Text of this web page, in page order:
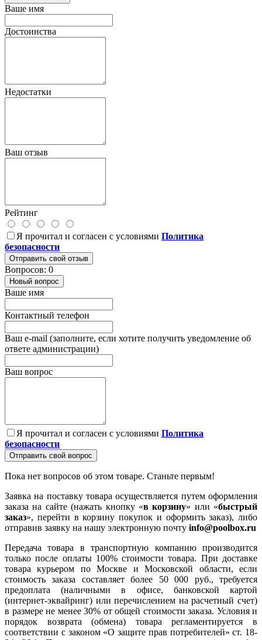
Ваше имя
Достоинства
Недостатки
Ваш отзыв
Рейтинг
Я прочитал и согласен с условиями Политика
безопасности
Отправить свой отзыв
Вопросов: 0
Новый вопрос
Ваше имя
Контактный телефон
Ваш e-mail (заполните, если хотите получить уведомление об
ответе администрации)
Ваш вопрос
Я прочитал и согласен с условиями Политика
безопасности
Отправить свой вопрос
Пока нет вопросов об этом товаре. Станьте первым!
Заявка на поставку товара осуществляется путем оформления
заказа на сайте (нажать кнопку «в корзину» или «быстрый
заказ», перейти в корзину покупок и оформить заказ), либо
отправив заявку на нашу электронную почту info@poolbox.ru
Передача товара в транспортную компанию производится
только после оплаты 100% стоимости товара. При доставке
товара курьером по Москве и Московской области, если
стоимость заказа составляет более 50 000 руб., требуется
предоплата (наличными в офисе, банковской картой
(интернет-эквайринг) или перечислением на расчетный счет)
в размере не менее 30% от общей стоимости заказа. Условия и
порядок возврата (обмена) товара регламентируется в
соответствии с законом «О защите прав потребителей» ст. 18-